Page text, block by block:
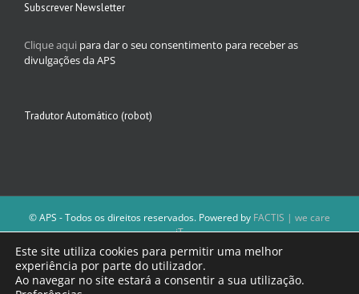
Subscrever Newsletter
Clique aqui para dar o seu consentimento para receber as
divulgações da APS
Tradutor Automático (robot)
© APS - Todos os direitos reservados. Powered by FACTIS | we care
iT
A Direção da APS reserva-se o direito de não publicar conteúdos que
violem as leis nacionais.
Os textos assinados e as imagens depositadas são da inteira
Este site utiliza cookies para permitir uma melhor
experiência por parte do utilizador.
Ao navegar no site estará a consentir a sua utilização.